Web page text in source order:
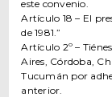
este convenio.
Artículo 18 – El
de 1981.”
Artículo 2º –
Aires, Córdoba,
Tucumán por
anterior.